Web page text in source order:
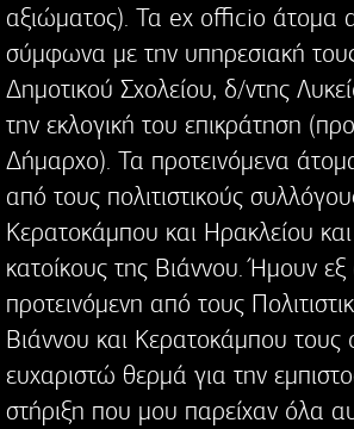
αξιώματος). Τα ex officio άτομα
σύμφωνα με την υπηρεσιακή
Δημοτικού Σχολείου, δ/ντης
την εκλογική του επικράτηση
Δήμαρχο). Τα προτεινόμενα
από τους πολιτιστικούς
Κερατοκάμπου και Ηρακλείου
κατοίκους της Βιάννου. Ήμουν
προτεινόμενη από τους
Βιάννου και Κερατοκάμπου τους
ευχαριστώ θερμά για την
στήριξη που μου παρείχαν όλα